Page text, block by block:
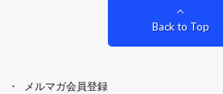
Back to Top
メルマガ会員登録